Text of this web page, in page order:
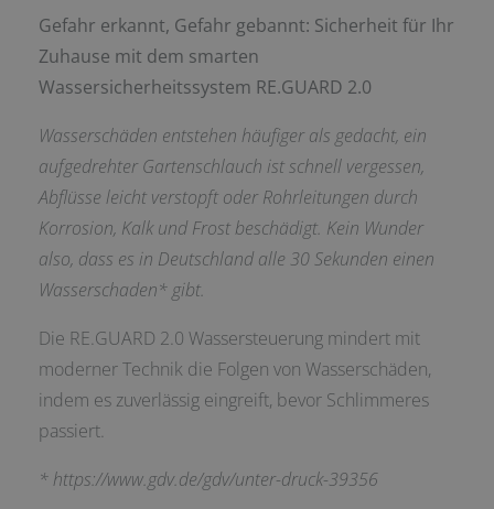
Gefahr erkannt, Gefahr gebannt: Sicherheit für Ihr
Zuhause mit dem smarten
Wassersicherheitssystem RE.GUARD 2.0
Wasserschäden entstehen häufiger als gedacht, ein
aufgedrehter Gartenschlauch ist schnell vergessen,
Abflüsse leicht verstopft oder Rohrleitungen durch
Korrosion, Kalk und Frost beschädigt. Kein Wunder
also, dass es in Deutschland alle 30 Sekunden einen
Wasserschaden* gibt.
Die RE.GUARD 2.0 Wassersteuerung mindert mit
moderner Technik die Folgen von Wasserschäden,
indem es zuverlässig eingreift, bevor Schlimmeres
passiert.
*https://www.gdv.de/gdv/unter-druck-39356